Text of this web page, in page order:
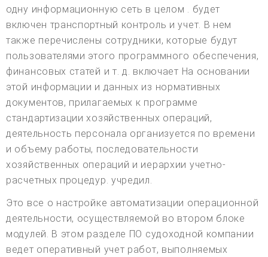
одну информационную сеть в целом . будет
включен транспортный контроль и учет. В нем
также перечислены сотрудники, которые будут
пользователями этого программного обеспечения,
финансовых статей и т. д. включает На основании
этой информации и данных из нормативных
документов, прилагаемых к программе
стандартизации хозяйственных операций,
деятельность персонала организуется по времени
и объему работы, последовательности
хозяйственных операций и иерархии учетно-
расчетных процедур. учредил.
Это все о настройке автоматизации операционной
деятельности, осуществляемой во втором блоке
модулей. В этом разделе ПО судоходной компании
ведет оперативный учет работ, выполняемых